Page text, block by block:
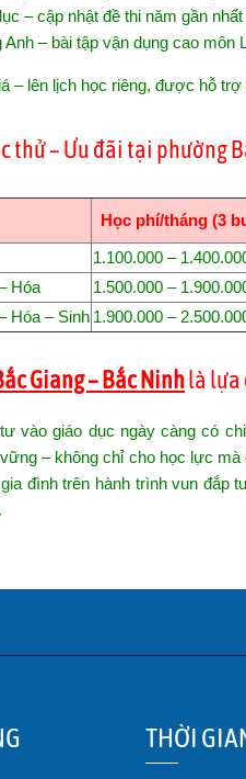
– cập nhật đề thi năm gần nhất
– bài tập vận dụng cao môn
lên lịch học riêng, được hỗ trợ
thử – Ưu đãi tại phường
Học phí/tháng (3
1.100.000 –
Hóa 1.500.000 –
Hóa – Sinh 1.900.000 –
Giang – Bắc Ninhlà lựa
vào giáo dục ngày càng có
– không chỉ cho học lực
gia đìnhtrên hành trìnhvun đắp
THỜI